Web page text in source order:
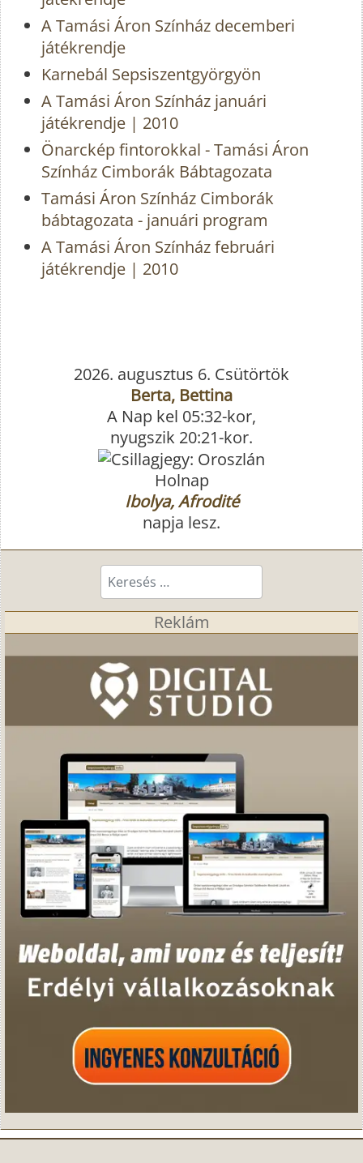
A Tamási Áron Színház decemberi
játékrendje
Karnebál Sepsiszentgyörgyön
A Tamási Áron Színház januári
játékrendje | 2010
Önarckép fintorokkal - Tamási Áron
Színház Cimborák Bábtagozata
Tamási Áron Színház Cimborák
bábtagozata - januári program
A Tamási Áron Színház februári
játékrendje | 2010
2026. augusztus 6. Csütörtök
Berta, Bettina
A Nap kel 05:32-kor,
nyugszik 20:21-kor.
Holnap
Ibolya, Afrodité
napja lesz.
Keresés...
Reklám